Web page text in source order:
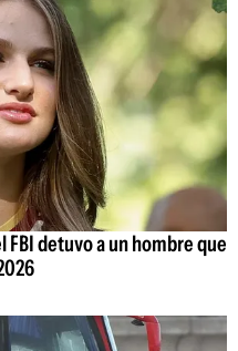
FBI detuvo a un hombre que